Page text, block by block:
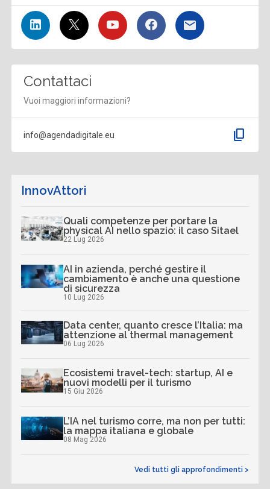
Contattaci
Vuoi maggiori informazioni?
info@agendadigitale.eu content_copy
InnovAttori
Quali competenze per portare la
physical AI nello spazio: il caso Sitael
22 Lug 2026
AI in azienda, perché gestire il
cambiamento è anche una questione
di sicurezza
10 Lug 2026
Data center, quanto cresce l’Italia: ma
attenzione al thermal management
06 Lug 2026
Ecosistemi travel-tech: startup, AI e
nuovi modelli per il turismo
15 Giu 2026
L’IA nel turismo corre, ma non per tutti:
la mappa italiana e globale
08 Mag 2026
Vedi tutti gli approfondimenti >